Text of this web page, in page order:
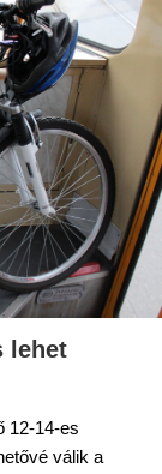
lehet
12-14-es
válik a